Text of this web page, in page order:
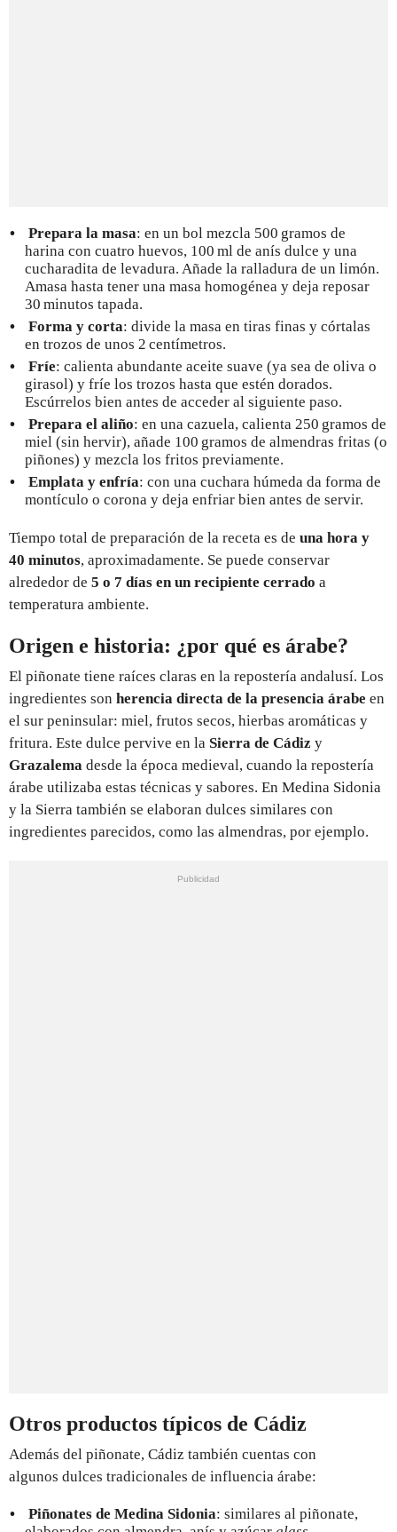
Prepara la masa: en un bol mezcla 500 gramos de
harina con cuatro huevos, 100 ml de anís dulce y una
cucharadita de levadura. Añade la ralladura de un limón.
Amasa hasta tener una masa homogénea y deja reposar
30 minutos tapada.
Forma y corta: divide la masa en tiras finas y córtalas
en trozos de unos 2 centímetros.
Fríe: calienta abundante aceite suave (ya sea de oliva o
girasol) y fríe los trozos hasta que estén dorados.
Escúrrelos bien antes de acceder al siguiente paso.
Prepara el aliño: en una cazuela, calienta 250 gramos de
miel (sin hervir), añade 100 gramos de almendras fritas (o
piñones) y mezcla los fritos previamente.
Emplata y enfría: con una cuchara húmeda da forma de
montículo o corona y deja enfriar bien antes de servir.
Tiempo total de preparación de la receta es de una hora y
40 minutos, aproximadamente. Se puede conservar
alrededor de 5 o 7 días en un recipiente cerrado a
temperatura ambiente.
Origen e historia: ¿por qué es árabe?
El piñonate tiene raíces claras en la repostería andalusí. Los
ingredientes son herencia directa de la presencia árabe en
el sur peninsular: miel, frutos secos, hierbas aromáticas y
fritura. Este dulce pervive en la Sierra de Cádiz y
Grazalema desde la época medieval, cuando la repostería
árabe utilizaba estas técnicas y sabores. En Medina Sidonia
y la Sierra también se elaboran dulces similares con
ingredientes parecidos, como las almendras, por ejemplo.
Otros productos típicos de Cádiz
Además del piñonate, Cádiz también cuentas con
algunos dulces tradicionales de influencia árabe:
Piñonates de Medina Sidonia: similares al piñonate,